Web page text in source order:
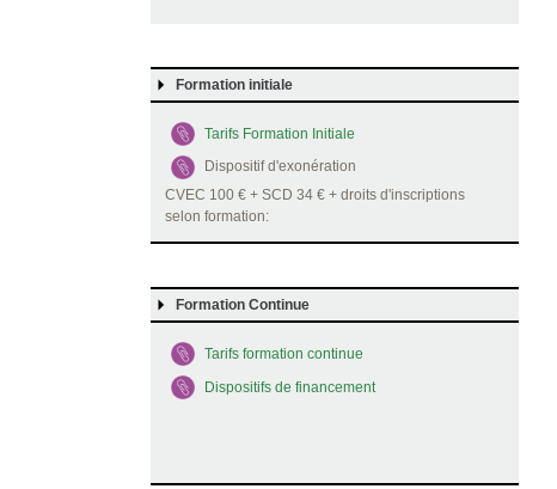
Formation initiale
Tarifs Formation Initiale
Dispositif d'exonération
CVEC 100 € + SCD 34 € + droits d'inscriptions
selon formation:
Formation Continue
Tarifs formation continue
Dispositifs de financement